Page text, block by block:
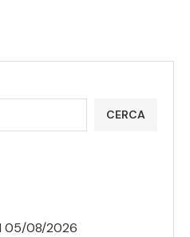
CERCA
05/08/2026